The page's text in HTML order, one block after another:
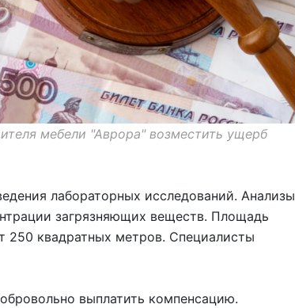
мебели "Аврора" возместить ущерб
лабораторных исследований. Анализы
загрязняющих веществ. Площадь
250 квадратных метров. Специалисты
выплатить компенсацию.